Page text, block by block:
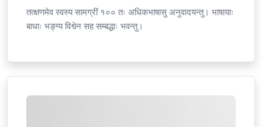
तत्क्षणमेव स्वस्य सामग्रीं १०० तः अधिकभाषासु अनुवादयन्तु। भाषायाः
बाधाः भङ्ग्य विश्वेन सह सम्बद्धाः भवन्तु।